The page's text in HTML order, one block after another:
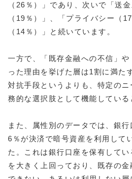
（26％）」であり、次いで「送
（19％）」、「プライバシー（
（14％）」と続いています。
一方で、「既存金融への不信」
った理由を挙げた層は1割に満た
対抗手段というよりも、特定の
務的な選択肢として機能している
また、属性別のデータでは、銀
6％が決済で暗号資産を利用して
た。これは銀行口座を保有してい
を大きく上回っており、既存の